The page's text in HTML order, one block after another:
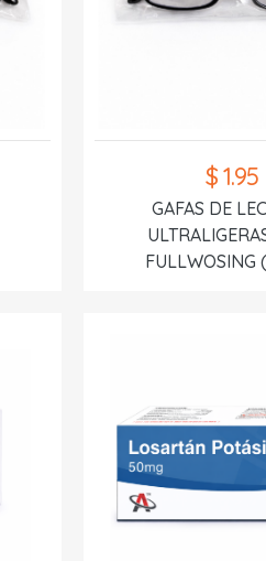
$ 1.95
GAFAS DE
FULLWOSING